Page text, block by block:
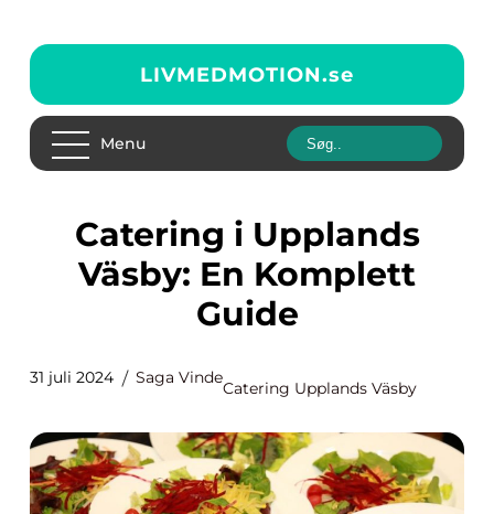
LIVMEDMOTION.se
Menu
Catering i Upplands
Väsby: En Komplett
Guide
31 juli 2024 Saga Vinde
Catering Upplands Väsby